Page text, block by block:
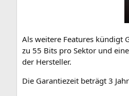
Als wei­te­re Fea­tures kün­digt
zu 55 Bits pro Sek­tor und
der Hersteller.
Die Garan­tie­zeit beträgt 3